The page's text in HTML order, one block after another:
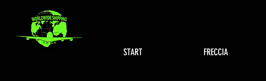
START FRECCIA